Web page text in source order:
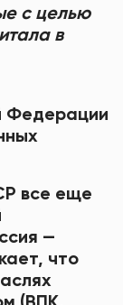
с целью
в
Федерации
все еще
—
что